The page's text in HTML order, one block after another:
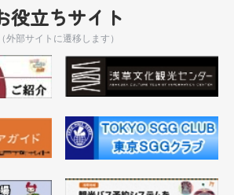
役立ちサイト
（外部サイトに遷移します）